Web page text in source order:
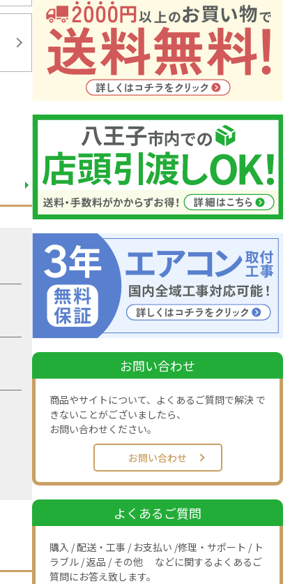
お問い合わせ
商品やサイトについて、よくあるご質問で解決 で
きないことがございましたら、
お問い合わせください。
お問い合わせ
よくあるご質問
購入 / 配送・工事 / お支払い /修理・サポート / ト
ラブル / 返品 / その他 などに関するよくあるご
質問にお答え致します。